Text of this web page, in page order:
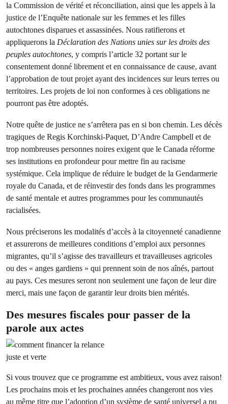
la Commission de vérité et réconciliation, ainsi que les appels à la
justice de l’Enquête nationale sur les femmes et les filles
autochtones disparues et assassinées. Nous ratifierons et
appliquerons la Déclaration des Nations unies sur les droits des
peuples autochtones, y compris l’article 32 portant sur le
consentement donné librement et en connaissance de cause, avant
l’approbation de tout projet ayant des incidences sur leurs terres ou
territoires. Les projets de loi non conformes à ces obligations ne
pourront pas être adoptés.
Notre quête de justice ne s’arrêtera pas en si bon chemin. Les décès
tragiques de Regis Korchinski-Paquet, D’Andre Campbell et de
trop nombreuses personnes noires exigent que le Canada réforme
ses institutions en profondeur pour mettre fin au racisme
systémique. Cela implique de réduire le budget de la Gendarmerie
royale du Canada, et de réinvestir des fonds dans les programmes
de santé mentale et autres programmes pour les communautés
racialisées.
Nous préciserons les modalités d’accès à la citoyenneté canadienne
et assurerons de meilleures conditions d’emploi aux personnes
migrantes, qu’il s’agisse des travailleurs et travailleuses agricoles
ou des « anges gardiens » qui prennent soin de nos aînés, partout
au pays. Ces mesures seront non seulement une façon de leur dire
merci, mais une façon de garantir leur droits bien mérités.
Des mesures fiscales pour passer de la
parole aux actes
Si vous trouvez que ce programme est ambitieux, vous avez raison!
Les prochains mois et les prochaines années changeront nos vies
au même titre que l’adoption d’un système de santé universel a pu